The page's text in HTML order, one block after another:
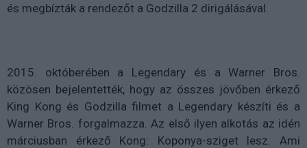
és megbízták a rendezőt a Godzilla 2 dirigálásával.
2015. októberében a Legendary és a Warner Bros.
közösen bejelentették, hogy az összes jövőben érkező
King Kong és Godzilla filmet a Legendary készíti és a
Warner Bros. forgalmazza. Az első ilyen alkotás az idén
márciusban érkező Kong: Koponya-sziget lesz. Ami